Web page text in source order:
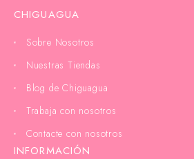
CHIGUAGUA
Sobre Nosotros
Nuestras Tiendas
Blog de Chiguagua
Trabaja con nosotros
Contacte con nosotros
INFORMACIÓN